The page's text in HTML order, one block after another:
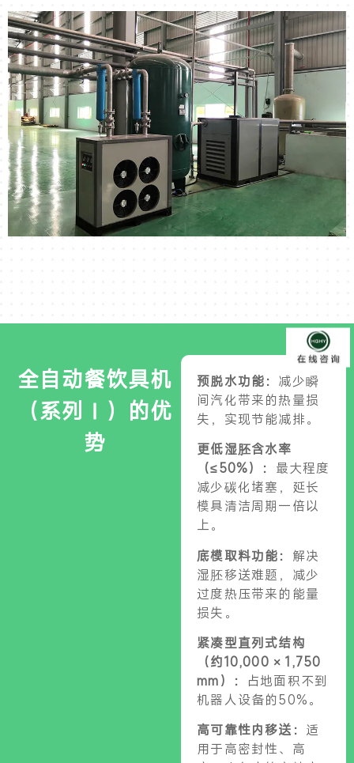
全自动餐饮具机
（系列Ⅰ）的优
势
预脱水功能： 减少瞬
间汽化带来的热量损
失，实现节能减排。
更低湿胚含水率
（≤50%）： 最大程度
减少碳化堵塞，延长
模具清洁周期一倍以
上。
底模取料功能： 解决
湿胚移送难题，减少
过度热压带来的能量
损失。
紧凑型直列式结构
（约10,000 × 1,750
mm）：
占地面积不到
机器人设备的50%。
高可靠性内移送： 适
用于高密封性、高